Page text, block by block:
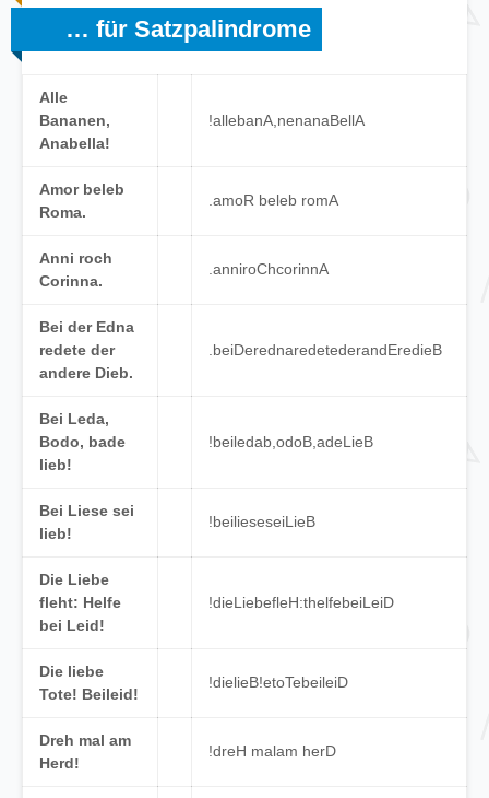
… für Satzpalindrome
Alle
Bananen,
Anabella!
!allebanA nenanaBellA
Amor beleb
Roma.
amoR beleb romA
Anni roch
Corinna.
anniroChcorinnA
Bei der Edna
redete der
andere Dieb.
beiDerednaredetederandEredieB
Bei Leda,
Bodo, bade
lieb!
!beiledab odoB adeLieB
Bei Liese sei
lieb!
!beilieseseiLieB
Die Liebe
fleht: Helfe
bei Leid!
!dieLiebefleH:thelfebeiLeiD
Die liebe
Tote! Beileid!
!dielieB!etoTebeileiD
Dreh mal am
Herd!
!dreH malam herD